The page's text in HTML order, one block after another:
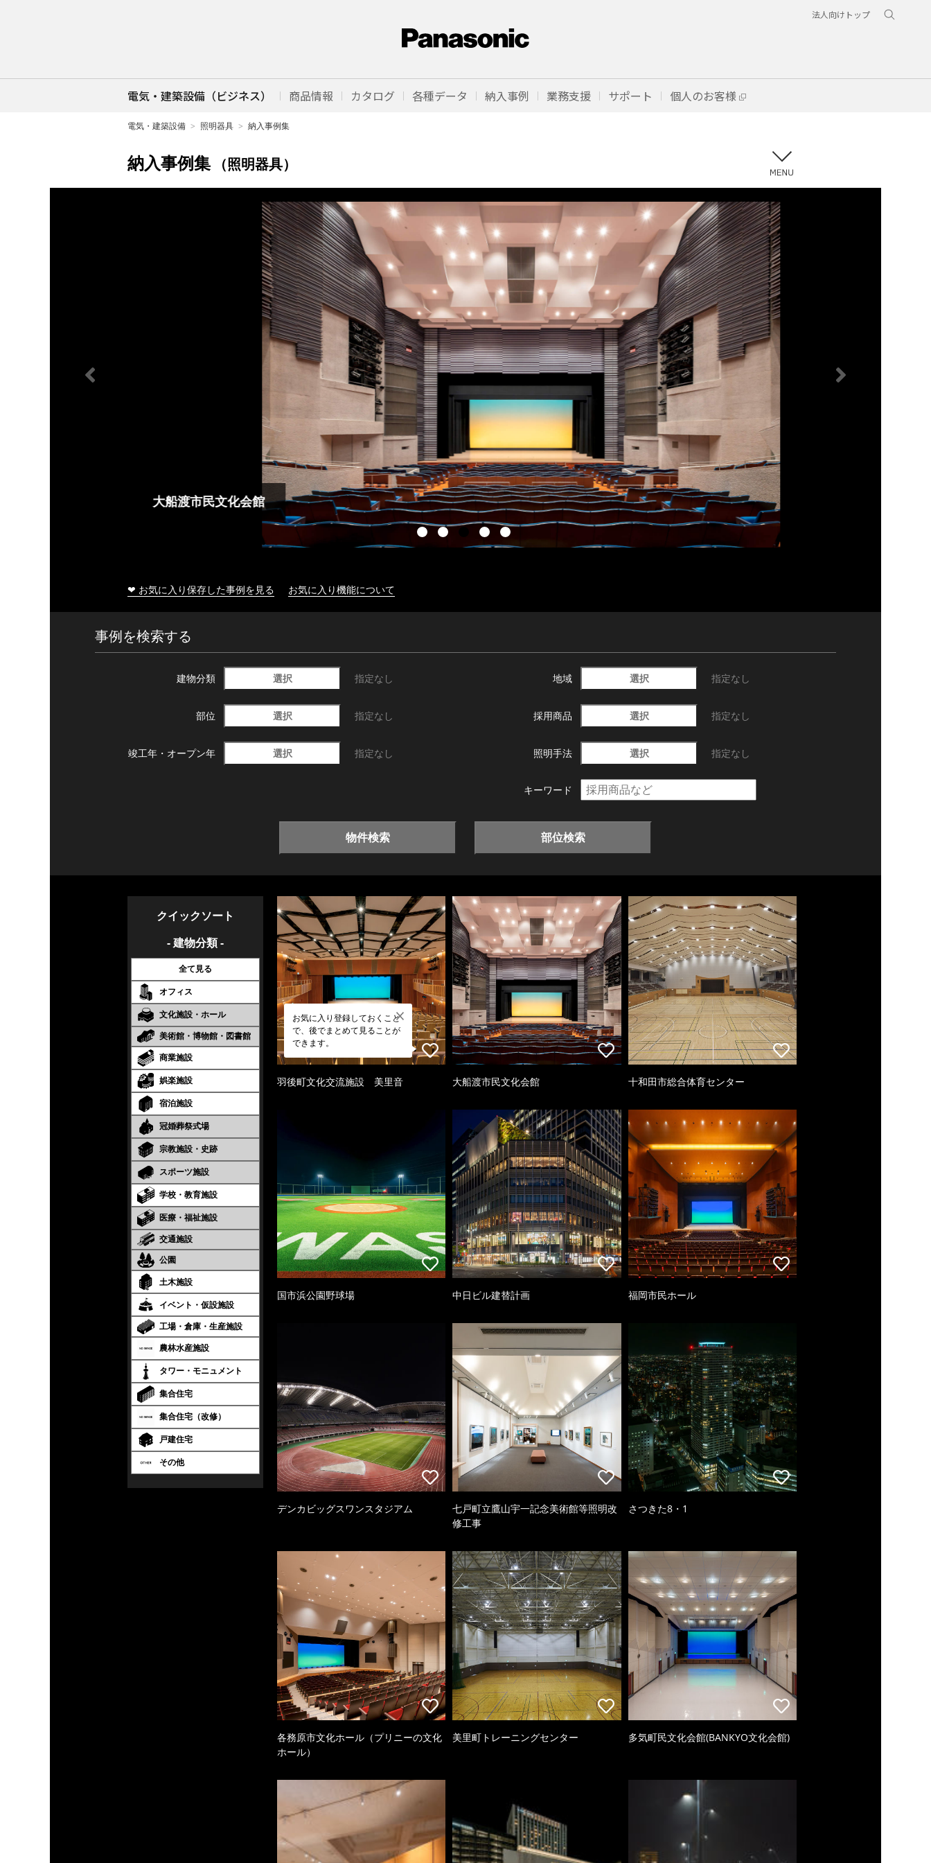
法人向けトップ
電気・建築設備（ビジネス） 商品情報 カタログ 各種データ 納入事例 業務支援 サポート 個人のお客様
電気・建築設備 照明器具 納入事例集
納入事例集 （照明器具）
大船渡市民文化会館
❤ お気に入り保存した事例を見る お気に入り機能について
事例を検索する
建物分類 選択 指定なし 地域 選択 指定なし
部位 選択 指定なし 採用商品 選択 指定なし
竣工年・ オープン年 選択 指定なし 照明手法 選択 指定なし
キーワード
物件検索 部位検索
クイックソート
- 建物分類 -
全て見る
オフィス
文化施設・ホール
美術館・博物館・図書館
商業施設
娯楽施設
宿泊施設
冠婚葬祭式場
宗教施設・史跡
スポーツ施設
学校・教育施設
医療・福祉施設
交通施設
公園
土木施設
イベント・仮設施設
工場・倉庫・生産施設
農林水産施設
タワー・モニュメント
集合住宅
集合住宅（改修）
戸建住宅
その他
お気に入り登録しておくこと
で、後でまとめて見ることが
できます。
羽後町文化交流施設 美里音 大船渡市民文化会館 十和田市総合体育センター
国市浜公園野球場 中日ビル建替計画 福岡市民ホール
デンカビッグスワンスタジアム
七戸町立鷹山宇一記念美術館等照明改
修工事
さつきた8・1
各務原市文化ホール（プリニーの文化
ホール）
美里町トレーニングセンター 多気町民文化会館(BANKYO文化会館)